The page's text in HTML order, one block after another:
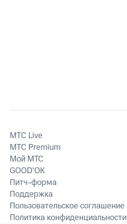
MTС Live
MTС Premium
Мой МТС
GOOD’OK
Питч-форма
Поддержка
Пользовательское соглашение
Политика конфиденциальности